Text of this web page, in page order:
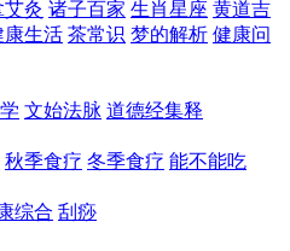
灸 诸子百家 生肖星座 黄道吉
康生活 茶常识 梦的解析 健康问
文始法脉 道德经集释
秋季食疗 冬季食疗 能不能吃
综合 刮痧